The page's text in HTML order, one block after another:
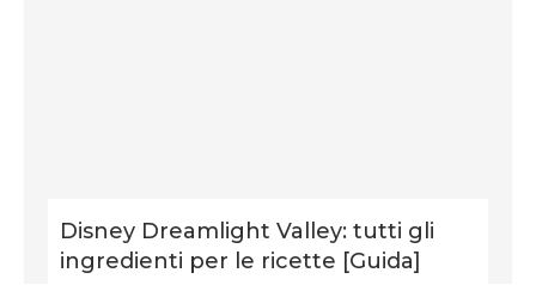
Disney Dreamlight Valley: tutti gli
ingredienti per le ricette [Guida]